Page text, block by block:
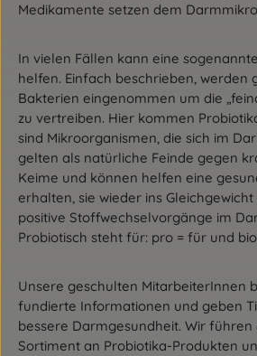
Medikamente setzen dem
In vielen Fällen kann eine
helfen. Einfach beschrieben, werden
Bakterien eingenommen um die
zu vertreiben. Hier kommen
sind Mikroorganismen, die sich im
gelten als natürliche Feinde gegen
Keime und können helfen eine
erhalten, sie wieder ins
positive Stoffwechselvorgänge im
Probiotisch steht für: pro = für und
Unsere geschulten MitarbeiterInnen
fundierte Informationen und geben
bessere Darmgesundheit. Wir führen
Sortiment an Probiotika-Produkten